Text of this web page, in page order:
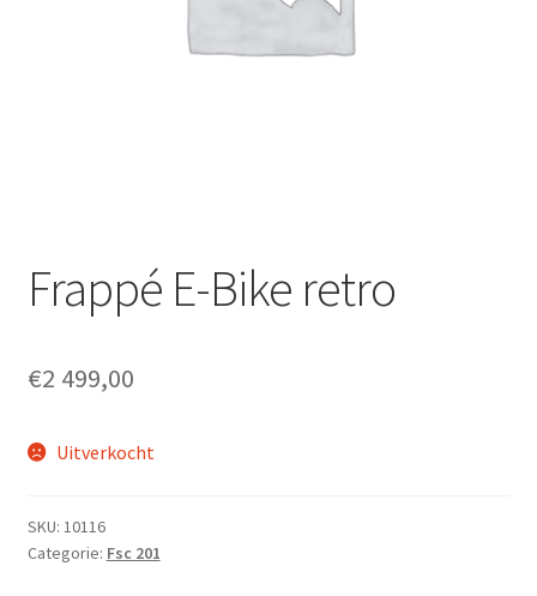
Onze winkel en werkplaats
Ophaalservice
Over ons
Privacybeleid
Frappé E-Bike retro
€2 499,00
Uitverkocht
SKU: 10116
Categorie: Fsc 201